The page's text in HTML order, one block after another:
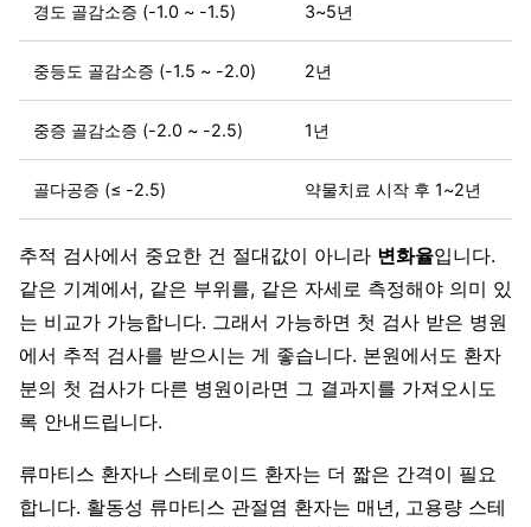
경도 골감소증 (-1.0 ~ -1.5) 3~5년
중등도 골감소증 (-1.5 ~ -2.0) 2년
중증 골감소증 (-2.0 ~ -2.5) 1년
골다공증 (≤ -2.5) 약물치료 시작 후 1~2년
추적 검사에서 중요한 건 절대값이 아니라 변화율입니다.
같은 기계에서, 같은 부위를, 같은 자세로 측정해야 의미 있
는 비교가 가능합니다. 그래서 가능하면 첫 검사 받은 병원
에서 추적 검사를 받으시는 게 좋습니다. 본원에서도 환자
분의 첫 검사가 다른 병원이라면 그 결과지를 가져오시도
록 안내드립니다.
류마티스 환자나 스테로이드 환자는 더 짧은 간격이 필요
합니다. 활동성 류마티스 관절염 환자는 매년, 고용량 스테